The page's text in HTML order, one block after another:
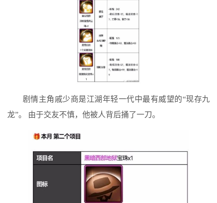
剧情主角戚少商是江湖年轻一代中最有威望的“现存九
龙”。 由于交友不慎，他被人背后捅了一刀。